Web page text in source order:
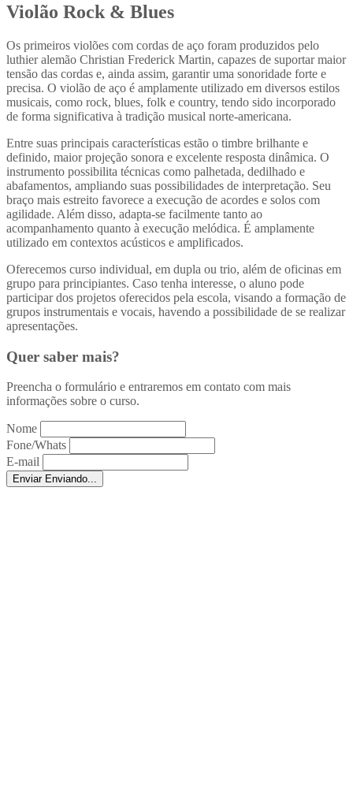
Violão Rock & Blues
Os primeiros violões com cordas de aço foram produzidos pelo
luthier alemão Christian Frederick Martin, capazes de suportar maior
tensão das cordas e, ainda assim, garantir uma sonoridade forte e
precisa. O violão de aço é amplamente utilizado em diversos estilos
musicais, como rock, blues, folk e country, tendo sido incorporado
de forma significativa à tradição musical norte-americana.
Entre suas principais características estão o timbre brilhante e
definido, maior projeção sonora e excelente resposta dinâmica. O
instrumento possibilita técnicas como palhetada, dedilhado e
abafamentos, ampliando suas possibilidades de interpretação. Seu
braço mais estreito favorece a execução de acordes e solos com
agilidade. Além disso, adapta-se facilmente tanto ao
acompanhamento quanto à execução melódica. É amplamente
utilizado em contextos acústicos e amplificados.
Oferecemos curso individual, em dupla ou trio, além de oficinas em
grupo para principiantes. Caso tenha interesse, o aluno pode
participar dos projetos oferecidos pela escola, visando a formação de
grupos instrumentais e vocais, havendo a possibilidade de se realizar
apresentações.
Quer saber mais?
Preencha o formulário e entraremos em contato com mais
informações sobre o curso.
Nome
Fone/Whats
E-mail
Enviar Enviando...